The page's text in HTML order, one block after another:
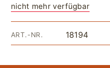
nicht mehr verfügbar
ART.-NR. 18194